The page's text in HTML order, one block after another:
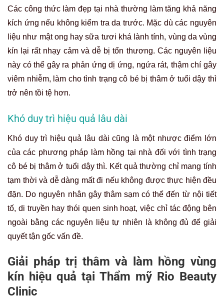
Các công thức làm đẹp tại nhà thường làm tăng khả năng
kích ứng nếu không kiểm tra da trước. Mặc dù các nguyên
liệu như mật ong hay sữa tươi khá lành tính, vùng da vùng
kín lại rất nhạy cảm và dễ bị tổn thương. Các nguyên liệu
này có thể gây ra phản ứng dị ứng, ngứa rát, thậm chí gây
viêm nhiễm, làm cho tình trạng cô bé bị thâm ở tuổi dậy thì
trở nên tồi tệ hơn.
Khó duy trì hiệu quả lâu dài
Khó duy trì hiệu quả lâu dài cũng là một nhược điểm lớn
của các phương pháp làm hồng tại nhà đối với tình trạng
cô bé bị thâm ở tuổi dậy thì. Kết quả thường chỉ mang tính
tạm thời và dễ dàng mất đi nếu không được thực hiện đều
đặn. Do nguyên nhân gây thâm sạm có thể đến từ nội tiết
tố, di truyền hay thói quen sinh hoạt, việc chỉ tác động bên
ngoài bằng các nguyên liệu tự nhiên là không đủ để giải
quyết tận gốc vấn đề.
Giải pháp trị thâm và làm hồng vùng
kín hiệu quả tại Thẩm mỹ Rio Beauty
Clinic